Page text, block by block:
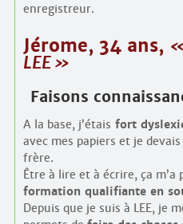
enregistreur.
Jérome, 34 ans,
LEE
Faisons
A la base, j’étais fort
avec mes papiers et je
frère.
Être à lire et à écrire, ça m’a
formation qualifiante en
Depuis que je suis à LEE, je